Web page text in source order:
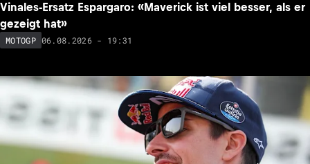
Vinales-Ersatz Espargaro: «Maverick ist viel besser, als er
gezeigt hat»
MOTOGP 06.08.2026 - 19:31